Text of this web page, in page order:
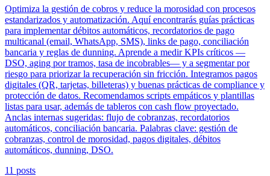
Optimiza la gestión de cobros y reduce la morosidad con procesos
estandarizados y automatización. Aquí encontrarás guías prácticas
para implementar débitos automáticos, recordatorios de pago
multicanal (email, WhatsApp, SMS), links de pago, conciliación
bancaria y reglas de dunning. Aprende a medir KPIs críticos —
DSO, aging por tramos, tasa de incobrables— y a segmentar por
riesgo para priorizar la recuperación sin fricción. Integramos pagos
digitales (QR, tarjetas, billeteras) y buenas prácticas de compliance y
protección de datos. Recomendamos scripts empáticos y plantillas
listas para usar, además de tableros con cash flow proyectado.
Anclas internas sugeridas: flujo de cobranzas, recordatorios
automáticos, conciliación bancaria. Palabras clave: gestión de
cobranzas, control de morosidad, pagos digitales, débitos
automáticos, dunning, DSO.
11 posts